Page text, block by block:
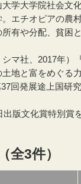
学大学院社会文
エチオピアの農
有や分配、貧困
マ社、2017年）
地と富をめぐる
回発展途上国研
出版文化賞特別賞
全3件）